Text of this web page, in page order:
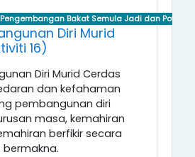
Bakat Semula Jadi dan Potensi
Diri Murid
16)
Diri Murid Cerdas
dan kefahaman
pembangunan diri
masa, kemahiran
berfikir secara